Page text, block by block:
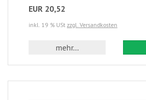
EUR 20,52
inkl. 19 % USt zzgl. Versandkosten
mehr...